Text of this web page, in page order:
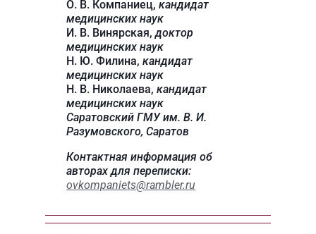
О. В. Компаниец, кандидат
медицинских наук
И. В. Винярская, доктор
медицинских наук
Н. Ю. Филина, кандидат
медицинских наук
Н. В. Николаева, кандидат
медицинских наук
Саратовский ГМУ им. В. И.
Разумовского, Саратов
Контактная информация об
авторах для переписки:
ovkompaniets@rambler.ru